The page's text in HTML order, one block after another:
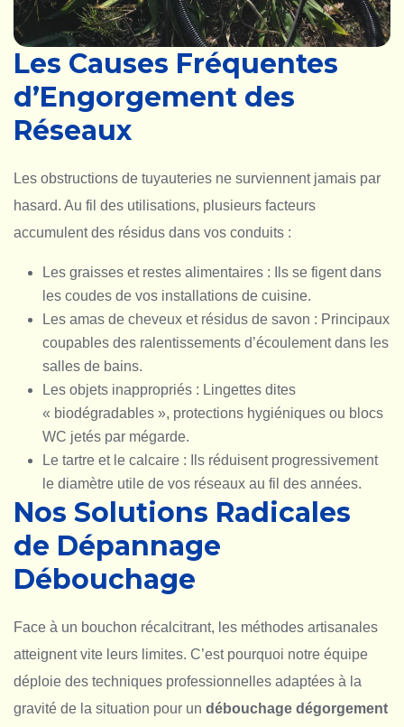
Les Causes Fréquentes
d’Engorgement des
Réseaux
Les obstructions de tuyauteries ne surviennent jamais par
hasard. Au fil des utilisations, plusieurs facteurs
accumulent des résidus dans vos conduits :
Les graisses et restes alimentaires : Ils se figent dans
les coudes de vos installations de cuisine.
Les amas de cheveux et résidus de savon : Principaux
coupables des ralentissements d’écoulement dans les
salles de bains.
Les objets inappropriés : Lingettes dites
« biodégradables », protections hygiéniques ou blocs
WC jetés par mégarde.
Le tartre et le calcaire : Ils réduisent progressivement
le diamètre utile de vos réseaux au fil des années.
Nos Solutions Radicales
de Dépannage
Débouchage
Face à un bouchon récalcitrant, les méthodes artisanales
atteignent vite leurs limites. C’est pourquoi notre équipe
déploie des techniques professionnelles adaptées à la
gravité de la situation pour un débouchage dégorgement